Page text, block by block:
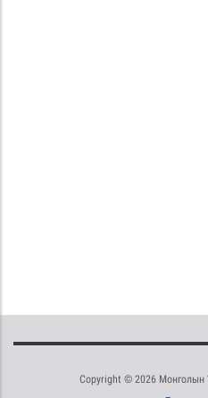
Copyright © 2026 Монголын